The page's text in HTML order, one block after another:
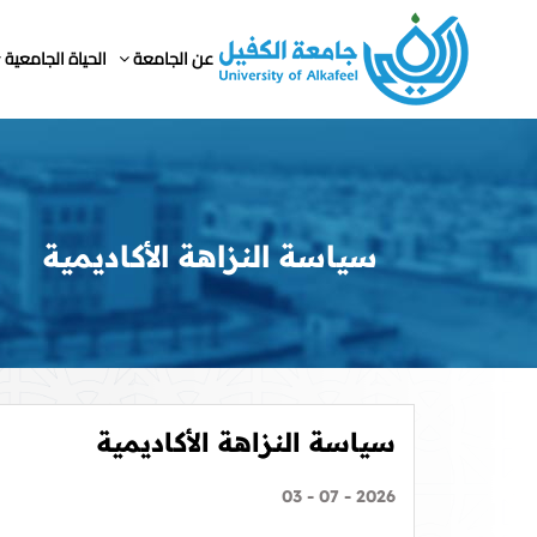
عن الجامعة الحياة الجامعية
سياسة النزاهة الأكاديمية
سياسة النزاهة الأكاديمية
2026 - 07 - 03